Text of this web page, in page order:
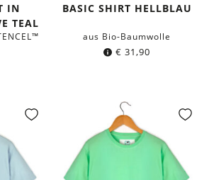
IN
TEAL
BASIC SHIRT HELLBLAU
aus Bio-Baumwolle
€ 31,90